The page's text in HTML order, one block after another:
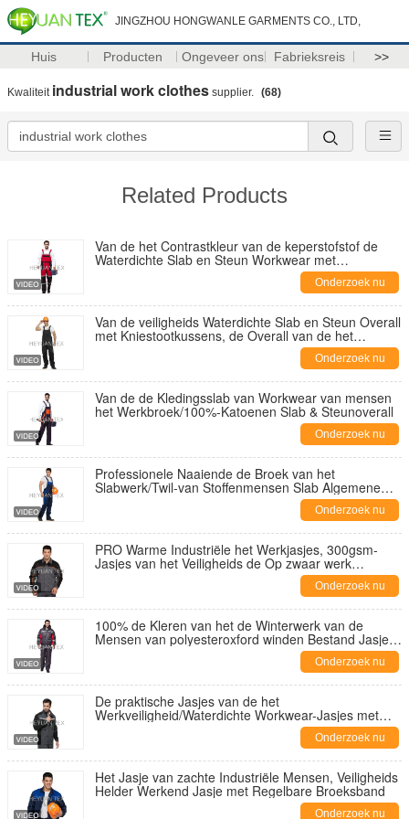
JINGZHOU HONGWANLE GARMENTS CO., LTD,
Huis Producten Ongeveer ons Fabrieksreis >>
Kwaliteit industrial work clothes supplier. (68)
Related Products
Van de het Contrastkleur van de keperstofstof de
Waterdichte Slab en Steun Workwear met
Onderzoek nu
Van de veiligheids Waterdichte Slab en Steun Overall
met Kniestootkussens, de Overall van de het
Onderzoek nu
Van de de Kledingsslab van Workwear van mensen
het Werkbroek/100%-Katoenen Slab & Steunoverall
Onderzoek nu
Professionele Naaiende de Broek van het
Slabwerk/Twil-van Stoffenmensen Slab Algemene
Onderzoek nu
PRO Warme Industriële het Werkjasjes, 300gsm-
Jasjes van het Veiligheids de Op zwaar werk
Onderzoek nu
100% de Kleren van het de Winterwerk van de
Mensen van polyesteroxford winden Bestand Jasje
Onderzoek nu
De praktische Jasjes van de het
Werkveiligheid/Waterdichte Workwear-Jasjes met
Onderzoek nu
Het Jasje van zachte Industriële Mensen, Veiligheids
Helder Werkend Jasje met Regelbare Broeksband
Onderzoek nu